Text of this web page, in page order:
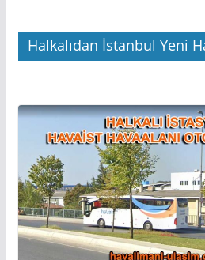
Halkalıdan İstanbul Yeni